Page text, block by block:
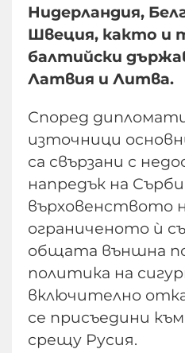
Нидерландия,
Швеция, както и
балтийски
Латвия и Литва.
Според
източници
са свързани с
напредък на
върховенството
ограниченото ѝ
общата външна
политика на
включително
се присъедини
срещу Русия.